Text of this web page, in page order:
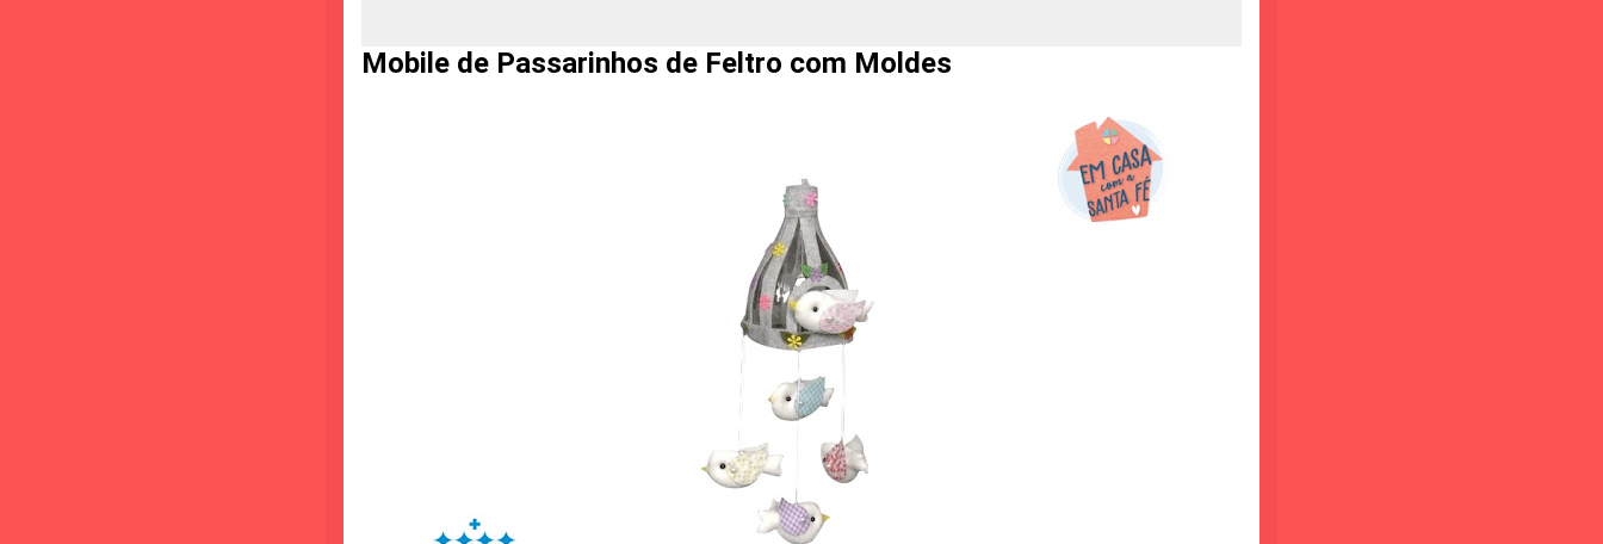
Mobile de Passarinhos de Feltro com Moldes